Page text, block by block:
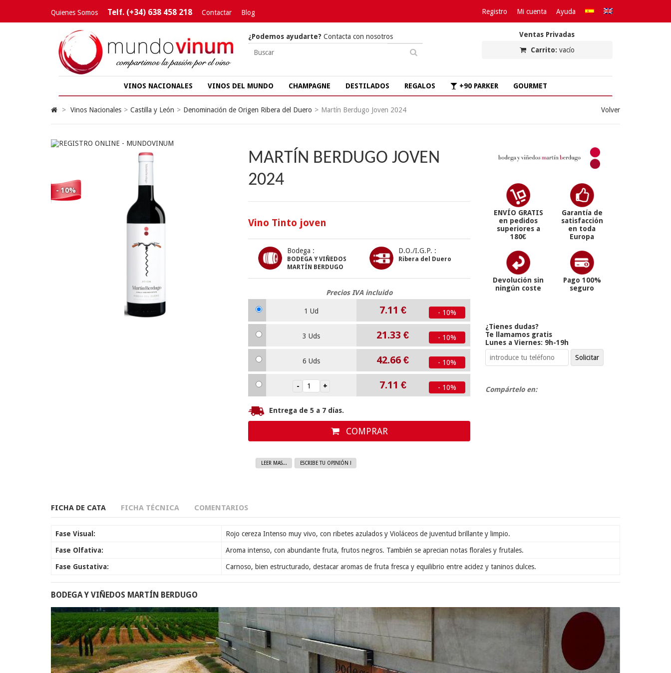
Quienes Somos Telf. (+34) 638 458 218 Contactar Blog Registro Mi cuenta Ayuda
Ventas Privadas
Carrito: vacío
¿Podemos ayudarte? Contacta con nosotros
VINOS NACIONALES VINOS DEL MUNDO CHAMPAGNE DESTILADOS REGALOS +90 PARKER GOURMET
> Vinos Nacionales > Castilla y León > Denominación de Origen Ribera del Duero > Martín Berdugo Joven 2024 Volver
- 10%
MARTÍN BERDUGO JOVEN
2024
Vino Tinto joven
Bodega :
BODEGA Y VIÑEDOS
MARTÍN BERDUGO
D.O./I.G.P. :
Ribera del Duero
Precios IVA incluido
1 Ud 7.11 € - 10%
3 Uds 21.33€ - 10%
6 Uds 42.66€ - 10%
7.11 € - 10%
Entrega de 5 a 7 días.
COMPRAR
LEER MAS... ESCRIBE TU OPINIÓN !
ENVÍO GRATIS
en pedidos
superiores a
180€
Garantía de
satisfacción
en toda
Europa
Devolución sin
ningún coste
Pago 100%
seguro
¿Tienes dudas?
Te llamamos gratis
Lunes a Viernes: 9h-19h
Compártelo en:
FICHA DE CATA FICHA TÉCNICA COMENTARIOS
Fase Visual: Rojo cereza Intenso muy vivo, con ribetes azulados y Violáceos de juventud brillante y limpio.
Fase Olfativa: Aroma intenso, con abundante fruta, frutos negros. También se aprecian notas florales y frutales.
Fase Gustativa: Carnoso, bien estructurado, destacar aromas de fruta fresca y equilibrio entre acidez y taninos dulces.
BODEGA Y VIÑEDOS MARTÍN BERDUGO